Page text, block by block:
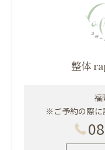
整体
福
※ご予約の際に